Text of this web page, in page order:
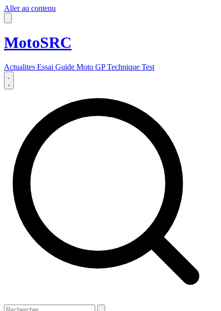
Aller au contenu
MotoSRC
Actualites Essai Guide Moto GPTechnique Test